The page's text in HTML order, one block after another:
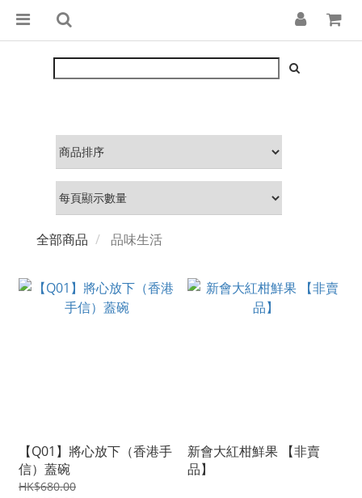
全部商品 品味生活
【Q01】將心放下（香港手
信）蓋碗
HK$680.00
新會大紅柑鮮果 【非賣
品】